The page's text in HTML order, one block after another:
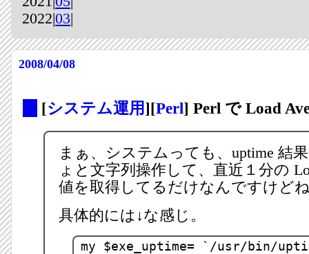
2022|03|
2008/04/08
[システム運用][Perl] Perl で Load
まぁ、システムっても、uptime 結
ょと文字列操作して、直近１分の
値を取得してるだけなんですけど
具体的には↓な感じ。
my $exe_uptime= `/usr/bin/